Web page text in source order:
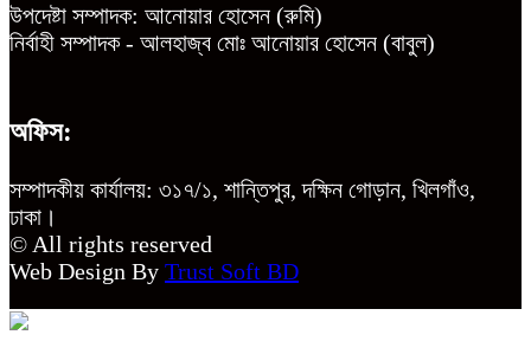
উপদেষ্টা সম্পাদক: আনোয়ার হোসেন (রুমি)
নির্বাহী সম্পাদক - আলহাজ্ব মোঃ আনোয়ার হোসেন (বাবুল)
অফিস:
সম্পাদকীয় কার্যালয়: ৩১৭/১, শান্তিপুর, দক্ষিন গোড়ান, খিলগাঁও,
ঢাকা।
© All rights reserved
Web Design By Trust Soft BD